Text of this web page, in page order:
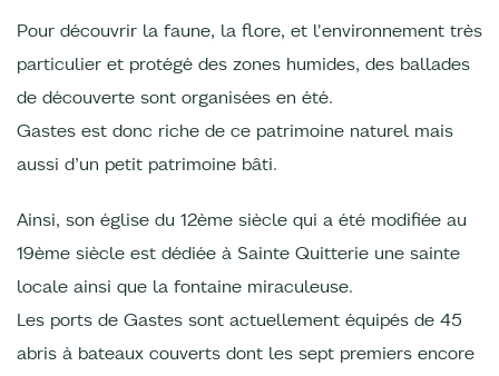
Pour découvrir la faune, la flore, et l'environnement très
particulier et protégé des zones humides, des ballades
de découverte sont organisées en été.
Gastes est donc riche de ce patrimoine naturel mais
aussi d’un petit patrimoine bâti.
Ainsi, son église du 12ème siècle qui a été modifiée au
19ème siècle est dédiée à Sainte Quitterie une sainte
locale ainsi que la fontaine miraculeuse.
Les ports de Gastes sont actuellement équipés de 45
abris à bateaux couverts dont les sept premiers encore